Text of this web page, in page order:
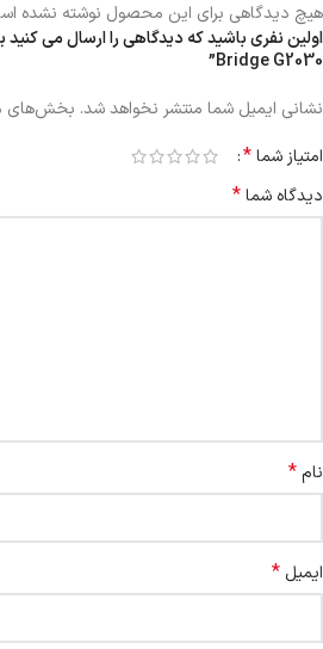
هیچ دیدگاهی برای این محصول نوشته نشده
Bridge G2030”
نشانی ایمیل شما منتشر نخواهد شد. بخش‌های
امتیاز شما*
دیدگاه شما*
نام*
ایمیل *